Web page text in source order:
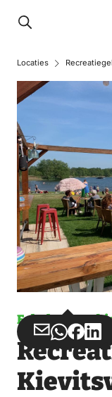
Locaties
Teilen
über
Email
Teilen
über
WhatsApp
Teilen
auf
Teilen
auf